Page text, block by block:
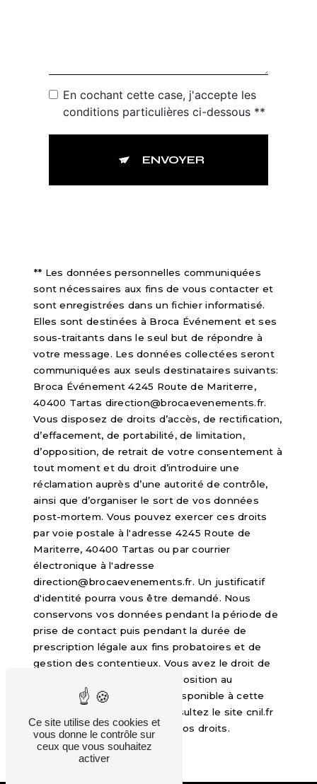
En cochant cette case, j'accepte les
conditions particulières ci-dessous **
ENVOYER
** Les données personnelles communiquées
sont nécessaires aux fins de vous contacter et
sont enregistrées dans un fichier informatisé.
Elles sont destinées à Broca Événement et ses
sous-traitants dans le seul but de répondre à
votre message. Les données collectées seront
communiquées aux seuls destinataires suivants:
Broca Événement 4245 Route de Mariterre,
40400 Tartas direction@brocaevenements.fr.
Vous disposez de droits d’accès, de rectification,
d’effacement, de portabilité, de limitation,
d’opposition, de retrait de votre consentement à
tout moment et du droit d’introduire une
réclamation auprès d’une autorité de contrôle,
ainsi que d’organiser le sort de vos données
post-mortem. Vous pouvez exercer ces droits
par voie postale à l'adresse 4245 Route de
Mariterre, 40400 Tartas ou par courrier
électronique à l'adresse
direction@brocaevenements.fr. Un justificatif
d'identité pourra vous être demandé. Nous
conservons vos données pendant la période de
prise de contact puis pendant la durée de
prescription légale aux fins probatoires et de
gestion des contentieux. Vous avez le droit de
vous inscrire sur la liste d'opposition au
démarchage téléphonique, disponible à cette
. Consultez le site cnil.fr
pour plus d’informations sur vos droits.
Ce site utilise des cookies et
vous donne le contrôle sur
ceux que vous souhaitez
activer